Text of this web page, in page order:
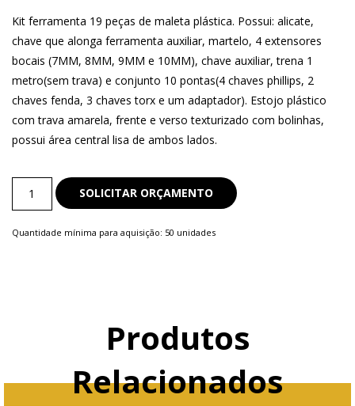
Kit ferramenta 19 peças de maleta plástica. Possui: alicate,
chave que alonga ferramenta auxiliar, martelo, 4 extensores
bocais (7MM, 8MM, 9MM e 10MM), chave auxiliar, trena 1
metro(sem trava) e conjunto 10 pontas(4 chaves phillips, 2
chaves fenda, 3 chaves torx e um adaptador). Estojo plástico
com trava amarela, frente e verso texturizado com bolinhas,
possui área central lisa de ambos lados.
Ferramenta
SOLICITAR ORÇAMENTO
Quantidade mínima para aquisição: 50 unidades
Produtos
Relacionados